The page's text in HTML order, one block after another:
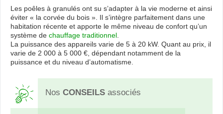
Les poêles à granulés ont su s’adapter à la vie moderne et ainsi
éviter « la corvée du bois ». Il s’intègre parfaitement dans une
habitation récente et apporte le même niveau de confort qu’un
système de chauffage traditionnel
La puissance des appareils varie de 5 à 20 kW. Quant au prix, il
varie de 2 000 à 5 000 €, dépendant notamment de la
puissance et du niveau d’automatisme.
Nos CONSEILS associés